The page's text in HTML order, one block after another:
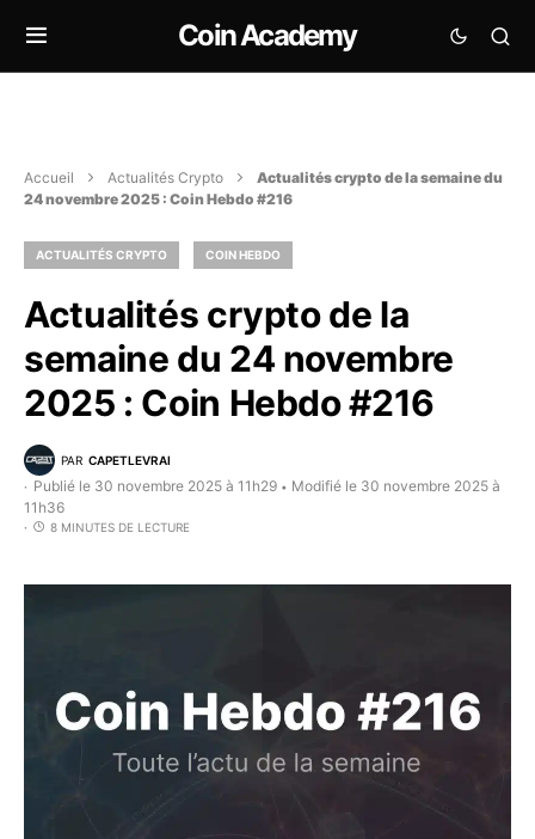
Coin Academy
Accueil Actualités Crypto
Actualités crypto de la semaine du
24 novembre 2025 : Coin Hebdo #216
ACTUALITÉS CRYPTO COIN HEBDO
Actualités crypto de la
semaine du 24 novembre
2025 : Coin Hebdo #216
PAR CAPETLEVRAI
Publié le 30 novembre 2025 à 11h29 • Modifié le 30 novembre 2025 à
11h36
8 MINUTES DE LECTURE